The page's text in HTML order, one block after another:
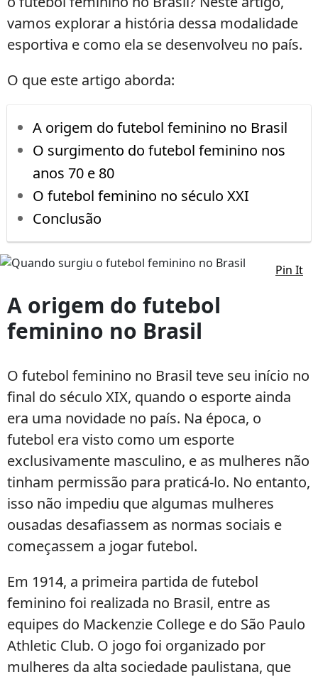
vamos explorar a história dessa modalidade
esportiva e como ela se desenvolveu no país.
O que este artigo aborda:
A origem do futebol feminino no Brasil
O surgimento do futebol feminino nos
anos 70 e 80
O futebol feminino no século XXI
Conclusão
surgiu
futebol
Brasil
Pin It
A origem do futebol
feminino no Brasil
O futebol feminino no Brasil teve seu início no
final do século XIX, quando o esporte ainda
era uma novidade no país. Na época, o
futebol era visto como um esporte
exclusivamente masculino, e as mulheres não
tinham permissão para praticá-lo. No entanto,
isso não impediu que algumas mulheres
ousadas desafiassem as normas sociais e
começassem a jogar futebol.
Em 1914, a primeira partida de futebol
feminino foi realizada no Brasil, entre as
equipes do Mackenzie College e do São Paulo
Athletic Club. O jogo foi organizado por
mulheres da alta sociedade paulistana, que